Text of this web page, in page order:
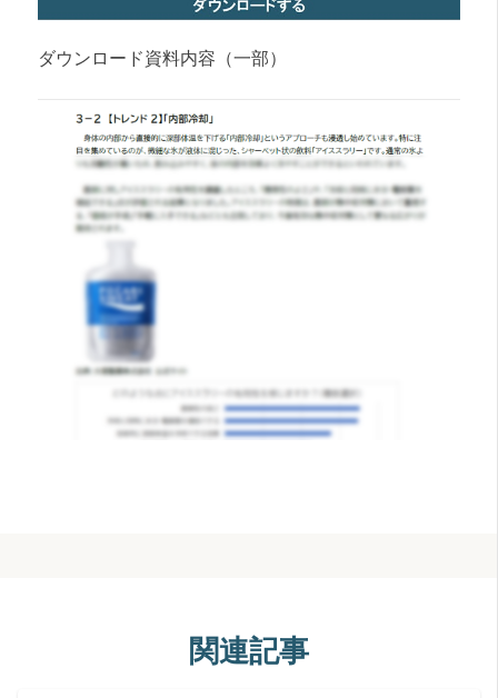
ダウンロード資料内容（一部）
関連記事